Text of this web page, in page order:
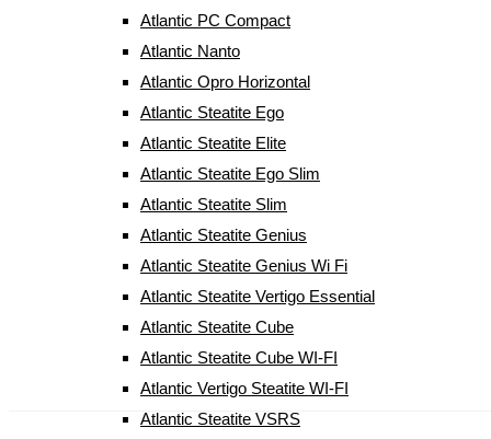
Atlantic PC Compact
Atlantic Nanto
Atlantic Opro Horizontal
Atlantic Steatite Ego
Atlantic Steatite Elite
Atlantic Steatite Ego Slim
Atlantic Steatite Slim
Atlantic Steatite Genius
Atlantic Steatite Genius Wi Fi
Atlantic Steatite Vertigo Essential
Atlantic Steatite Cube
Atlantic Steatite Cube WI-FI
Atlantic Vertigo Steatite WI-FI
Atlantic Steatite VSRS
Конвектор Atlantic F119 CMG
TLC/M2 (2000W)
5.00из 5 на основе опроса